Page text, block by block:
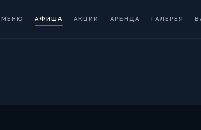
МЕНЮ АФИША АКЦИИ АРЕНДА ГАЛЕРЕЯ